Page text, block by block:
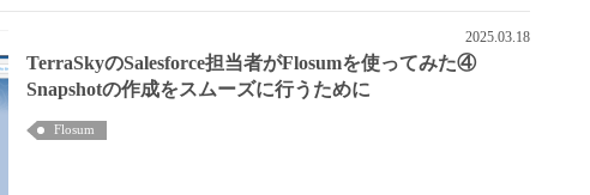
2025.03.18
TerraSkyのSalesforce担当者がFlosumを使ってみた④
Snapshotの作成をスムーズに行うために
Flosum